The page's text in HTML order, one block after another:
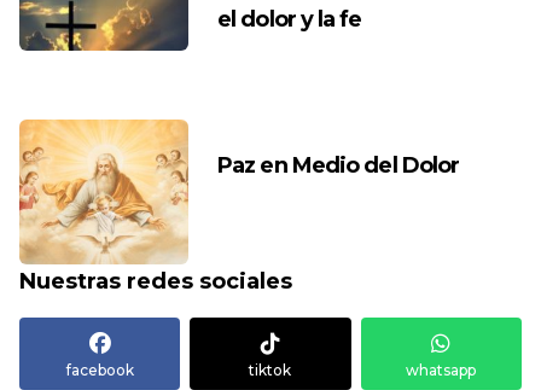
el dolor y la fe
Paz en Medio del Dolor
Nuestras redes sociales
facebook tiktok whatsapp